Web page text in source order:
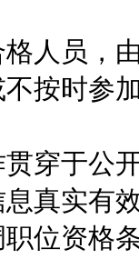
员，由
按时参
于公开
真实有
位资格